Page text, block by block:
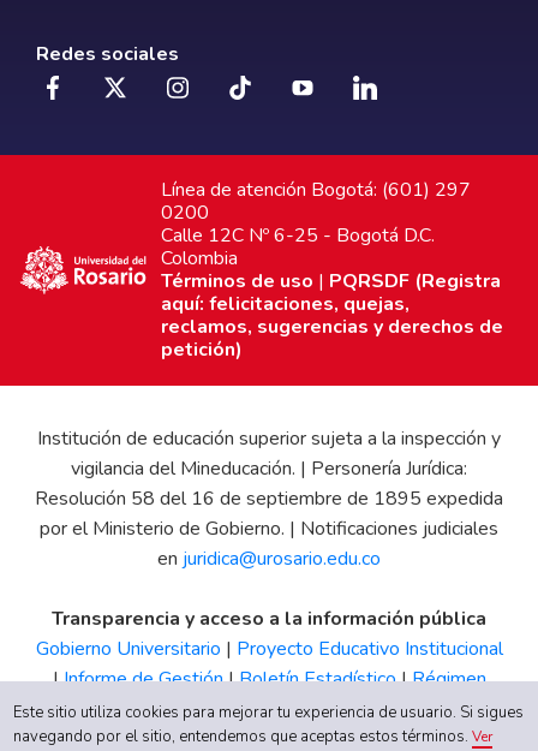
Redes sociales
Línea de atención Bogotá: (601) 297
0200
Calle 12C Nº 6-25 - Bogotá D.C.
Colombia
Términos de uso | PQRSDF (Registra
aquí: felicitaciones, quejas,
reclamos, sugerencias y derechos de
petición)
Institución de educación superior sujeta a la inspección y
vigilancia del Mineducación. | Personería Jurídica:
Resolución 58 del 16 de septiembre de 1895 expedida
por el Ministerio de Gobierno. | Notificaciones judiciales
en juridica@urosario.edu.co
Transparencia y acceso a la información pública
Gobierno Universitario | Proyecto Educativo Institucional
|Informe de Gestión|Boletín Estadístico|Régimen
Tributario|Estados Financieros |Código de Ética| Canal
de Integridad UR
Este sitio utiliza cookies para mejorar tu experiencia de usuario. Si sigues
navegando por el sitio, entendemos que aceptas estos términos.Ver